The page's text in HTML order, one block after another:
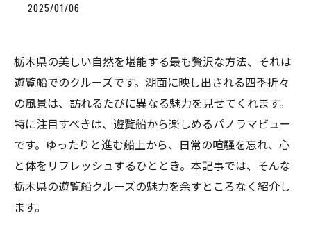
2025/01/06
栃木県の美しい自然を堪能する最も贅沢な方法、それは
遊覧船でのクルーズです。湖面に映し出される四季折々
の風景は、訪れるたびに異なる魅力を見せてくれます。
特に注目すべきは、遊覧船から楽しめるパノラマビュー
です。ゆったりと進む船上から、日常の喧騒を忘れ、心
と体をリフレッシュするひととき。本記事では、そんな
栃木県の遊覧船クルーズの魅力を余すところなく紹介し
ます。